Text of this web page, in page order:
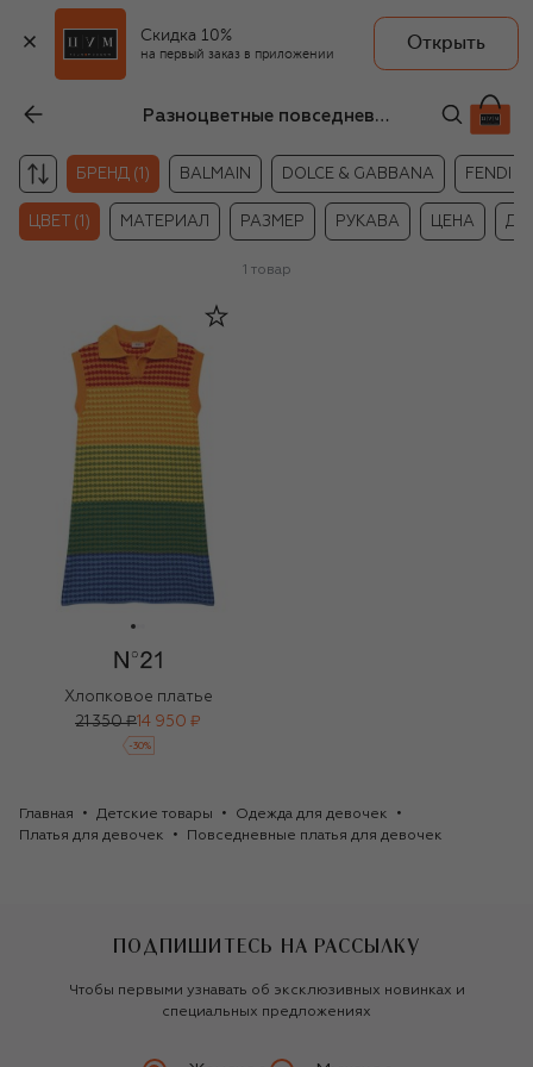
Скидка 10%
на первый заказ в приложении
Открыть
Разноцветные повседневные платья для девочек N21
БРЕНД (1) BALMAIN DOLCE & GABBANA FENDI
ЦВЕТ (1) МАТЕРИАЛ РАЗМЕР РУКАВА ЦЕНА
1 товар
Хлопковое платье
21 350 ₽ 14 950 ₽
-30%
Главная Детские товары
Одежда для девочек
Платья для девочек
Повседневные платья для девочек
ПОДПИШИТЕСЬ НА РАССЫЛКУ
Чтобы первыми узнавать об эксклюзивных новинках и
специальных предложениях